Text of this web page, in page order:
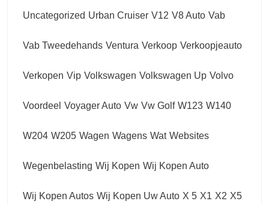
Uncategorized Urban Cruiser V12 V8 Auto Vab
Vab Tweedehands Ventura Verkoop Verkoopjeauto
Verkopen Vip Volkswagen Volkswagen Up Volvo
Voordeel Voyager Auto Vw Vw Golf W123 W140
W204 W205 Wagen Wagens Wat Websites
Wegenbelasting Wij Kopen Wij Kopen Auto
Wij Kopen Autos Wij Kopen Uw Auto X 5 X1 X2 X5